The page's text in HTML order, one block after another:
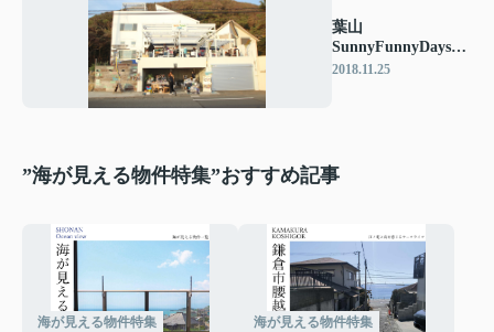
葉山
SunnyFunnyDaysの
イベントにお邪魔し
2018.11.25
”海が見える物件特集”おすすめ記事
海が見える物件特集 海が見える物件特集